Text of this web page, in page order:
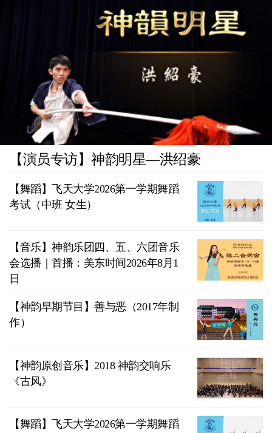
【演员专访】神韵明星—洪绍豪
【舞蹈】飞天大学2026第一学期舞蹈
考试（中班 女生）
【音乐】神韵乐团四、五、六团音乐
会选播｜首播：美东时间2026年8月1
日
【神韵早期节目】善与恶（2017年制
作）
【神韵原创音乐】2018 神韵交响乐
《古风》
【舞蹈】飞天大学2026第一学期舞蹈